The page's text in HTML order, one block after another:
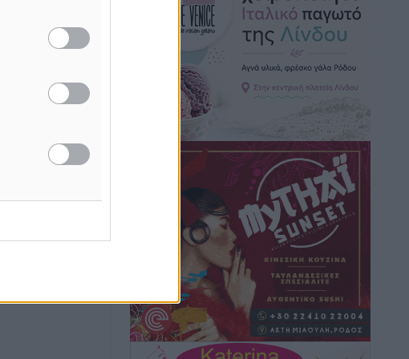
Καιρός: Επιμένουν οι υψηλές
θερμοκρασίες – Ισχυρά μελτέμια έως 9
μποφόρ, σε «Red Code» 6 περιοχές
Τοπικές Ειδήσεις πριν 4 ώρες
Τα φοιτητικά ενοίκια «τινάζουν στον
αέρα» τους οικογενειακούς
προϋπολογισμούς
• πριν 4 ώρες
Δύο νέοι ξενώνες παραδόθηκαν στις
Ένοπλες Δυνάμεις στη νήσο Ρω
Τοπικές Ειδήσεις πριν 5 ώρες
Συνεχίζεται η έξοδος του Αυγούστου –
Πάνω από 34.000 αναχωρούν σήμερα
μόνο από τον Πειραιά